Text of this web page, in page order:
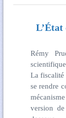
L’État
Rémy
La fiscalité
se rendre
version